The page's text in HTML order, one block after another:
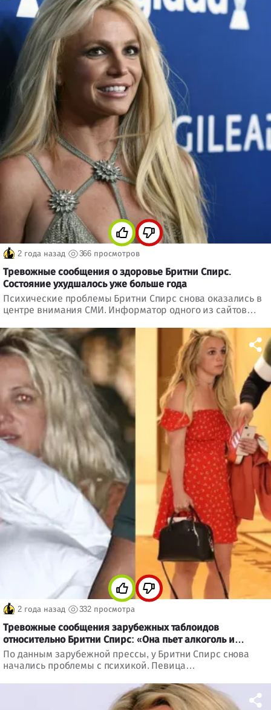
2 года назад 366 просмотров
Тревожные сообщения о здоровье Бритни Спирс.
Состояние ухудшалось уже больше года
Психические проблемы Бритни Спирс снова оказались в
центре внимания СМИ. Информатор одного из сайтов
певицы. Ситуация серьезная.
2 года назад 332 просмотра
Тревожные сообщения зарубежных таблоидов
относительно Бритни Спирс: «Она пьет алкоголь и
принимает наркотики»
По данным зарубежной прессы, у Бритни Спирс снова
начались проблемы с психикой. Певица
родственники сообщают о внезапных приступах гнева.